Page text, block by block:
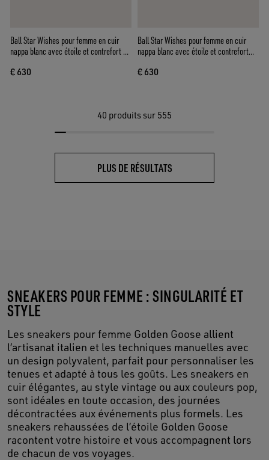
Ball Star Wishes pour femme en cuir
nappa blanc avec étoile et contrefort en
€ 630
Ball Star Wishes pour femme en cuir
nappa blanc avec étoile et contrefort
€ 630
40 produits sur 555
PLUS DE RÉSULTATS
SNEAKERS POUR FEMME : SINGULARITÉ ET
STYLE
Les sneakers pour femme Golden Goose allient
l’artisanat italien et les techniques manuelles avec
un design polyvalent, parfait pour personnaliser les
tenues et adapté à tous les goûts. Les sneakers en
cuir élégantes, au style vintage ou aux couleurs pop,
sont idéales en toute occasion, des journées
décontractées aux événements plus formels. Les
sneakers rehaussées de l’étoile Golden Goose
racontent votre histoire et vous accompagnent lors
de chacun de vos voyages.